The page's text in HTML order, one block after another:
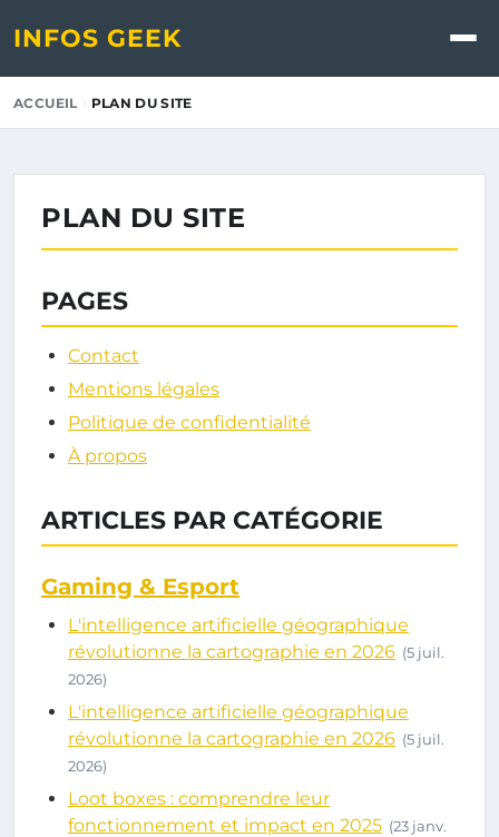
INFOS GEEK
ACCUEIL › PLAN DU SITE
PLAN DU SITE
PAGES
Contact
Mentions légales
Politique de confidentialité
À propos
ARTICLES PAR CATÉGORIE
Gaming & Esport
L'intelligence artificielle géographique
révolutionne la cartographie en 2026 (5 juil.
2026)
L'intelligence artificielle géographique
révolutionne la cartographie en 2026 (5 juil.
2026)
Loot boxes : comprendre leur
fonctionnement et impact en 2025 (23 janv.